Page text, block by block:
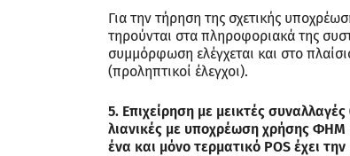
Για την τήρηση της σχετικής
τηρούνται στα πληροφοριακά της
συμμόρφωση ελέγχεται και στο
(προληπτικοί έλεγχοι).
5. Επιχείρηση με μεικτές
λιανικές με υποχρέωση χρήσης ΦΗΜ
ένα και μόνο τερματικό POS έχει